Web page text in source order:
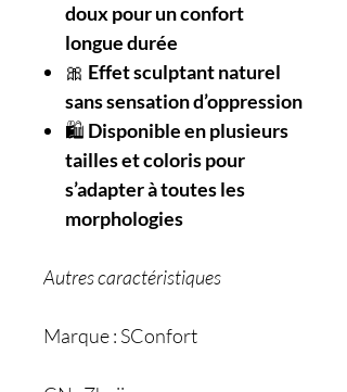
doux pour un confort
longue durée
🎀 Effet sculptant naturel
sans sensation d’oppression
🛍️ Disponible en plusieurs
tailles et coloris pour
s’adapter à toutes les
morphologies
Autres caractéristiques
Marque : SConfort